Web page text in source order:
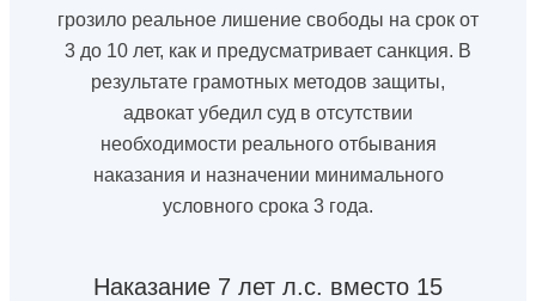
грозило реальное лишение свободы на срок от
3 до 10 лет, как и предусматривает санкция. В
результате грамотных методов защиты,
адвокат убедил суд в отсутствии
необходимости реального отбывания
наказания и назначении минимального
условного срока 3 года.
Наказание 7 лет л.с. вместо 15